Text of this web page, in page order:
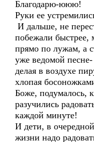
Благодарю-ююю!
Руки ее
И дальше, не
побежали
прямо по лужам, а
уже ведомой
делая в воздухе
хлопая
Боже, подумалось,
разучились
каждой минуте!
И дети, в
жизни надо